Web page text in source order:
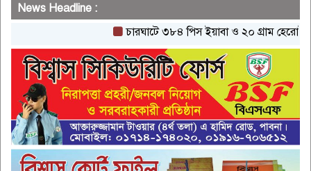
News Headline :
চারঘাটে ৩৮৪ পিস ইয়াবা ও ২০ গ্রাম হেরোইনসহ